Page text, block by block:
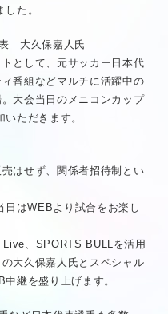
た。
大久保嘉人氏
として、元サッカー日本代
番組などマルチに活躍中の
大会当日のメニコンカップ
ただきます。
はせず、関係者招待制とい
はWEBより試合をお楽し
、SPORTS BULLを活用
大久保嘉人氏とスペシャル
継を盛り上げます。